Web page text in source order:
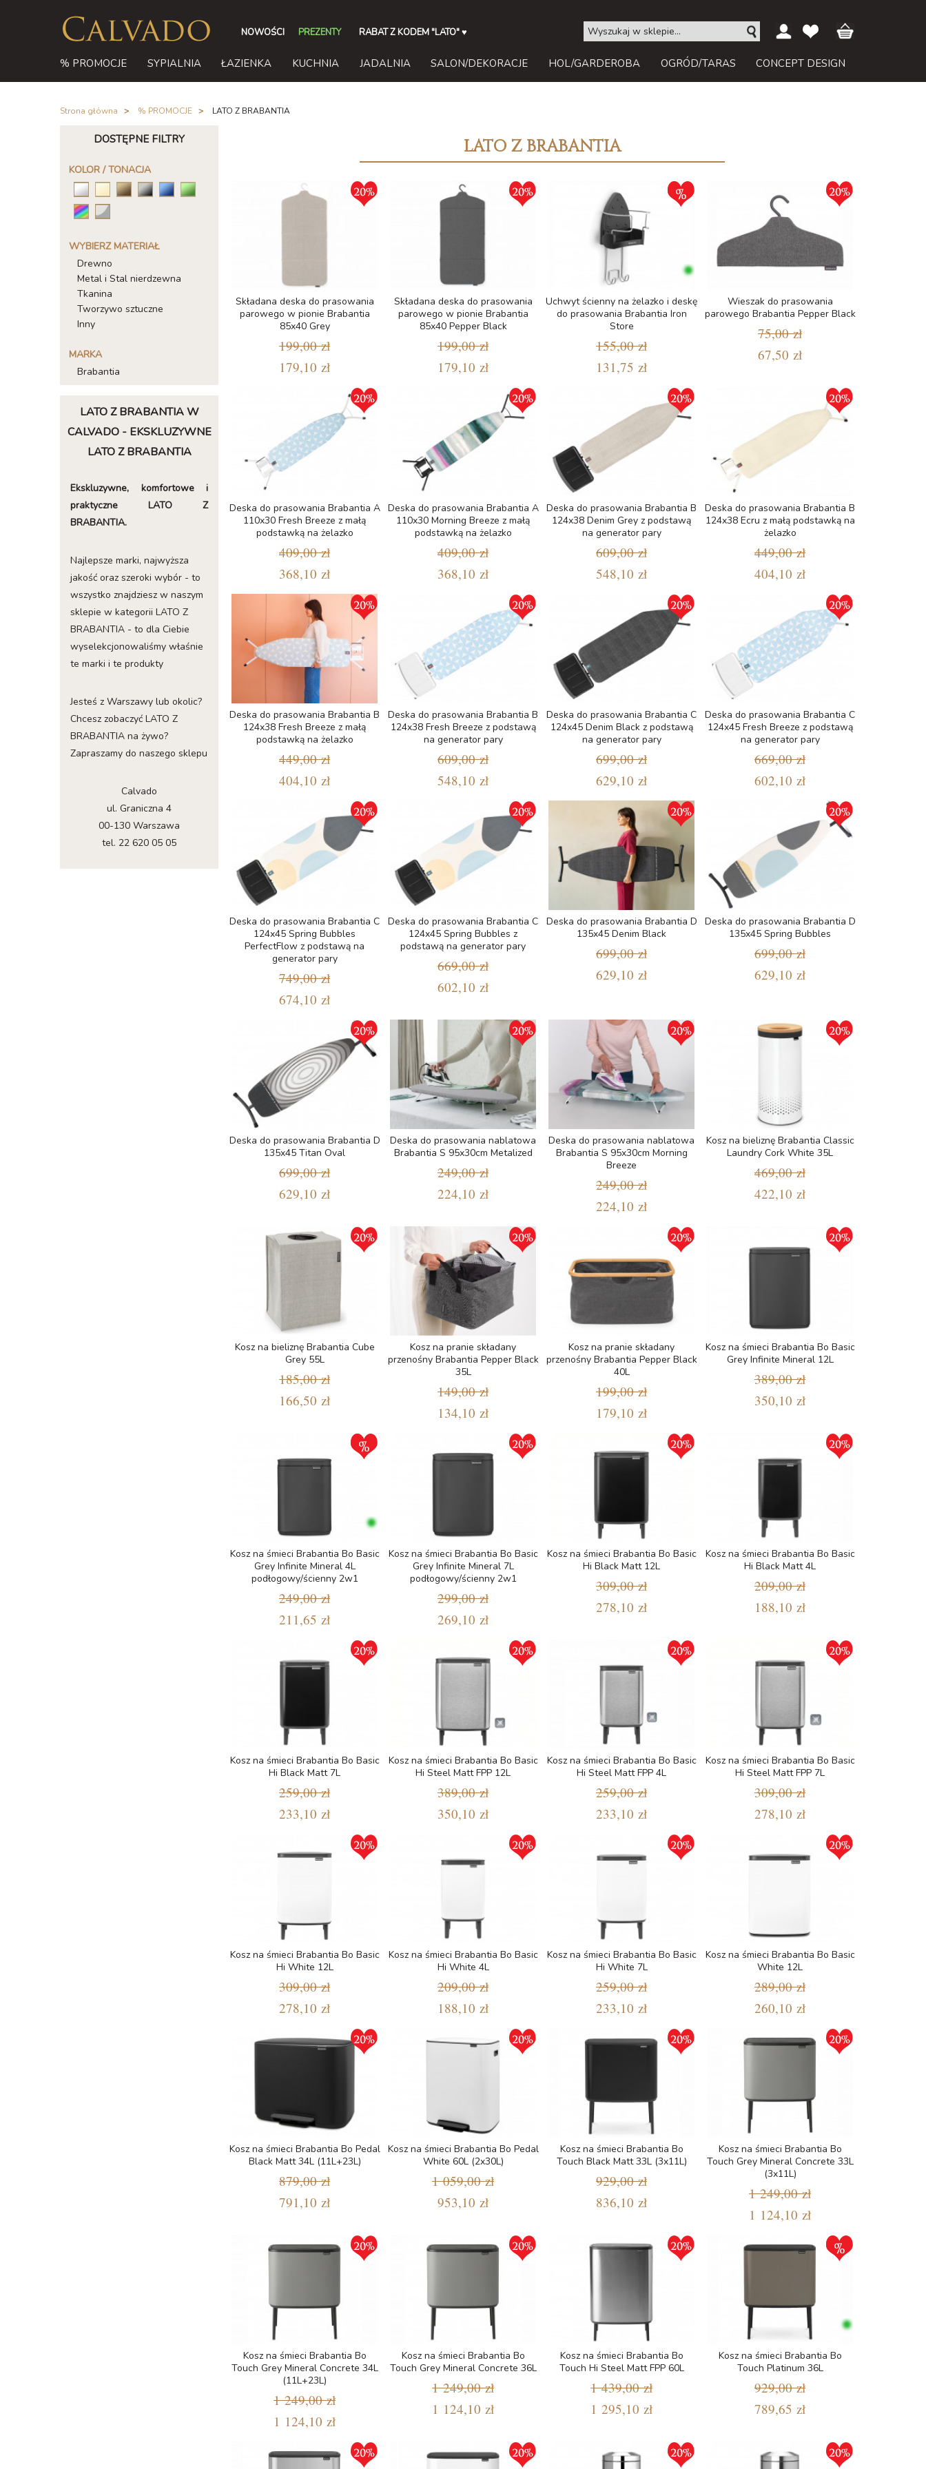
NOWOŚCI PREZENTY RABAT Z KODEM "LATO"♥
% PROMOCJE SYPIALNIA ŁAZIENKA KUCHNIA JADALNIA SALON/DEKORACJE HOL/GARDEROBA OGRÓD/TARAS CONCEPT DESIGN
Strona główna % PROMOCJE LATO Z BRABANTIA
DOSTĘPNE FILTRY
KOLOR / TONACJA
WYBIERZ MATERIAŁ
Drewno
Metal i Stal nierdzewna
Tkanina
Tworzywo sztuczne
Inny
MARKA
Brabantia
LATO Z BRABANTIA W
CALVADO - EKSKLUZYWNE
LATO Z BRABANTIA
Ekskluzywne, komfortowe i
praktyczne LATO Z
BRABANTIA.
Najlepsze marki, najwyższa
jakość oraz szeroki wybór - to
wszystko znajdziesz w naszym
sklepie w kategorii LATO Z
BRABANTIA - to dla Ciebie
wyselekcjonowaliśmy właśnie
te marki i te produkty
Jesteś z Warszawy lub okolic?
Chcesz zobaczyć LATO Z
BRABANTIA na żywo?
Zapraszamy do naszego sklepu
Calvado
ul. Graniczna 4
00-130 Warszawa
tel. 22 620 05 05
LATO Z BRABANTIA
Składana deska do prasowania
parowego w pionie Brabantia
85x40 Grey
199,00 zł
179,10 zł
Składana deska do prasowania
parowego w pionie Brabantia
85x40 Pepper Black
199,00 zł
179,10 zł
Uchwyt ścienny na żelazko i deskę
do prasowania Brabantia Iron
Store
155,00 zł
131,75 zł
Wieszak do prasowania
parowego Brabantia Pepper Black
75,00 zł
67,50 zł
Deska do prasowania Brabantia A
110x30 Fresh Breeze z małą
podstawką na żelazko
409,00 zł
368,10 zł
Deska do prasowania Brabantia A
110x30 Morning Breeze z małą
podstawką na żelazko
409,00 zł
368,10 zł
Deska do prasowania Brabantia B
124x38 Denim Grey z podstawą
na generator pary
609,00 zł
548,10 zł
Deska do prasowania Brabantia B
124x38 Ecru z małą podstawką na
żelazko
449,00 zł
404,10 zł
Deska do prasowania Brabantia B
124x38 Fresh Breeze z małą
podstawką na żelazko
449,00 zł
404,10 zł
Deska do prasowania Brabantia B
124x38 Fresh Breeze z podstawą
na generator pary
609,00 zł
548,10 zł
Deska do prasowania Brabantia C
124x45 Denim Black z podstawą
na generator pary
699,00 zł
629,10 zł
Deska do prasowania Brabantia C
124x45 Fresh Breeze z podstawą
na generator pary
669,00 zł
602,10 zł
Deska do prasowania Brabantia C
124x45 Spring Bubbles
PerfectFlow z podstawą na
generator pary
749,00 zł
674,10 zł
Deska do prasowania Brabantia C
124x45 Spring Bubbles z
podstawą na generator pary
669,00 zł
602,10 zł
Deska do prasowania Brabantia D
135x45 Denim Black
699,00 zł
629,10 zł
Deska do prasowania Brabantia D
135x45 Spring Bubbles
699,00 zł
629,10 zł
Deska do prasowania Brabantia D
135x45 Titan Oval
699,00 zł
629,10 zł
Deska do prasowania nablatowa
Brabantia S 95x30cm Metalized
249,00 zł
224,10 zł
Deska do prasowania nablatowa
Brabantia S 95x30cm Morning
Breeze
249,00 zł
224,10 zł
Kosz na bieliznę Brabantia Classic
Laundry Cork White 35L
469,00 zł
422,10 zł
Kosz na bieliznę Brabantia Cube
Grey 55L
185,00 zł
166,50 zł
Kosz na pranie składany
przenośny Brabantia Pepper Black
35L
149,00 zł
134,10 zł
Kosz na pranie składany
przenośny Brabantia Pepper Black
40L
199,00 zł
179,10 zł
Kosz na śmieci Brabantia Bo Basic
Grey Infinite Mineral 12L
389,00 zł
350,10 zł
Kosz na śmieci Brabantia Bo Basic
Grey Infinite Mineral 4L
podłogowy/ścienny 2w1
249,00 zł
211,65 zł
Kosz na śmieci Brabantia Bo Basic
Grey Infinite Mineral 7L
podłogowy/ścienny 2w1
299,00 zł
269,10 zł
Kosz na śmieci Brabantia Bo Basic
Hi Black Matt 12L
309,00 zł
278,10 zł
Kosz na śmieci Brabantia Bo Basic
Hi Black Matt 4L
209,00 zł
188,10 zł
Kosz na śmieci Brabantia Bo Basic
Hi Black Matt 7L
259,00 zł
233,10 zł
Kosz na śmieci Brabantia Bo Basic
Hi Steel Matt FPP 12L
389,00 zł
350,10 zł
Kosz na śmieci Brabantia Bo Basic
Hi Steel Matt FPP 4L
259,00 zł
233,10 zł
Kosz na śmieci Brabantia Bo Basic
Hi Steel Matt FPP 7L
309,00 zł
278,10 zł
Kosz na śmieci Brabantia Bo Basic
Hi White 12L
309,00 zł
278,10 zł
Kosz na śmieci Brabantia Bo Basic
Hi White 4L
209,00 zł
188,10 zł
Kosz na śmieci Brabantia Bo Basic
Hi White 7L
259,00 zł
233,10 zł
Kosz na śmieci Brabantia Bo Basic
White 12L
289,00 zł
260,10 zł
Kosz na śmieci Brabantia Bo Pedal
Black Matt 34L (11L+23L)
879,00 zł
791,10 zł
Kosz na śmieci Brabantia Bo Pedal
White 60L (2x30L)
1 059,00 zł
953,10 zł
Kosz na śmieci Brabantia Bo
Touch Black Matt 33L (3x11L)
929,00 zł
836,10 zł
Kosz na śmieci Brabantia Bo
Touch Grey Mineral Concrete 33L
(3x11L)
1 249,00 zł
1 124,10 zł
Kosz na śmieci Brabantia Bo
Touch Grey Mineral Concrete 34L
(11L+23L)
1 249,00 zł
1 124,10 zł
Kosz na śmieci Brabantia Bo
Touch Grey Mineral Concrete 36L
1 249,00 zł
1 124,10 zł
Kosz na śmieci Brabantia Bo
Touch Hi Steel Matt FPP 60L
1 439,00 zł
1 295,10 zł
Kosz na śmieci Brabantia Bo
Touch Platinum 36L
929,00 zł
789,65 zł